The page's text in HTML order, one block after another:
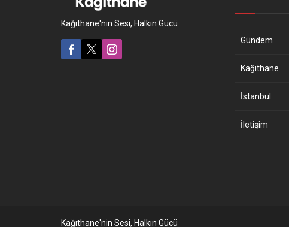
Kağıthane'nin Sesi, Halkın Gücü
Gündem
Kağıthane
İstanbul
İletişim
Kağıthane'nin Sesi, Halkın Gücü